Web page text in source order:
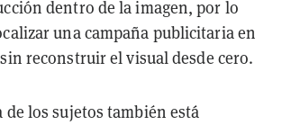
dentro de la imagen, por lo
una campaña publicitaria en
reconstruir el visual desde cero.
de los sujetos también está